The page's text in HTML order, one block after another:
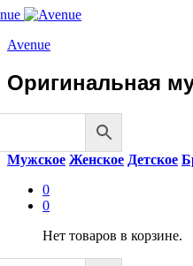
Avenue
Оригинальная
Мужское Женское Детское
0
0
Нет товаров в корзине.